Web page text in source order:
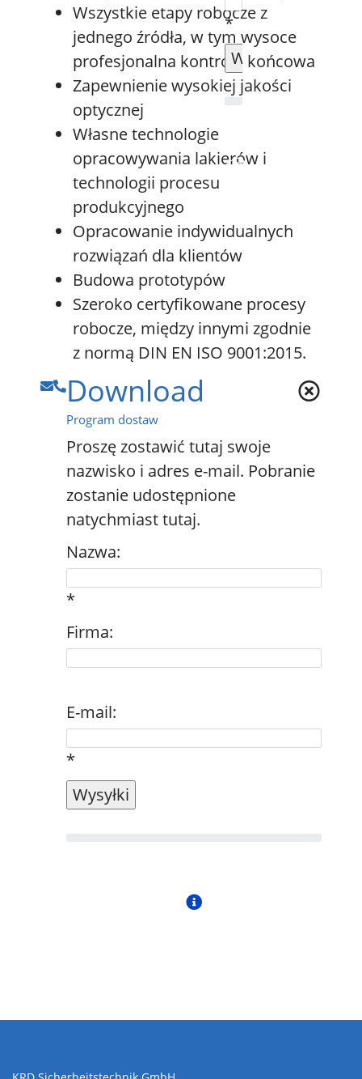
*
Wszystkie etapy robocze z
jednego źródła, w tym wysoce
profesjonalna kontrola końcowa
Zapewnienie wysokiej jakości
optycznej
Własne technologie
opracowywania lakierów i
technologii procesu
produkcyjnego
Opracowanie indywidualnych
rozwiązań dla klientów
Budowa prototypów
Szeroko certyfikowane procesy
robocze, między innymi zgodnie
z normą DIN EN ISO 9001:2015.
Download
Program dostaw
Proszę zostawić tutaj swoje
nazwisko i adres e-mail. Pobranie
zostanie udostępnione
natychmiast tutaj.
Nazwa:
*
Firma:
E-mail:
*